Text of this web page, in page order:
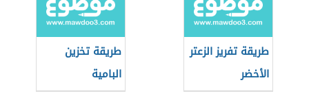
طريقة تفريز الزعتر
الأخضر
طريقة تخزين
البامية